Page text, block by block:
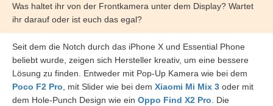
Was haltet ihr von der Frontkamera unter dem Display? Wartet
ihr darauf oder ist euch das egal?
Seit dem die Notch durch das iPhone X und Essential Phone
beliebt wurde, zeigen sich Hersteller kreativ, um eine bessere
Lösung zu finden. Entweder mit Pop-Up Kamera wie bei dem
Poco F2 Pro, mit Slider wie bei dem Xiaomi Mi Mix 3 oder mit
dem Hole-Punch Design wie ein Oppo Find X2 Pro. Die